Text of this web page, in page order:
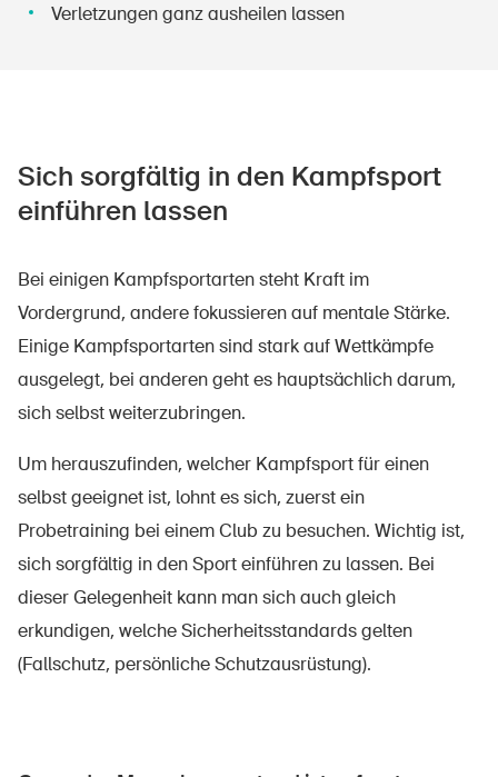
Verletzungen ganz ausheilen lassen
Sich sorgfältig in den Kampfsport
einführen lassen
Bei einigen Kampfsportarten steht Kraft im
Vordergrund, andere fokussieren auf mentale Stärke.
Einige Kampfsportarten sind stark auf Wettkämpfe
ausgelegt, bei anderen geht es hauptsächlich darum,
sich selbst weiterzubringen.
Um herauszufinden, welcher Kampfsport für einen
selbst geeignet ist, lohnt es sich, zuerst ein
Probetraining bei einem Club zu besuchen. Wichtig ist,
sich sorgfältig in den Sport einführen zu lassen. Bei
dieser Gelegenheit kann man sich auch gleich
erkundigen, welche Sicherheitsstandards gelten
(Fallschutz, persönliche Schutzausrüstung).